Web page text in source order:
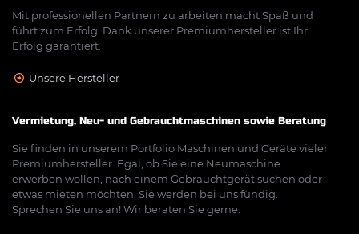
Mit professionellen Partnern zu arbeiten macht Spaß und
führt zum Erfolg. Dank unserer Premiumhersteller ist Ihr
Erfolg garantiert.
Unsere Hersteller
Vermietung, Neu- und Gebrauchtmaschinen sowie Beratung
Sie finden in unserem Portfolio Maschinen und Geräte vieler
Premiumhersteller. Egal, ob Sie eine Neumaschine
erwerben wollen, nach einem Gebrauchtgerät suchen oder
etwas mieten möchten: Sie werden bei uns fündig.
Sprechen Sie uns an! Wir beraten Sie gerne.